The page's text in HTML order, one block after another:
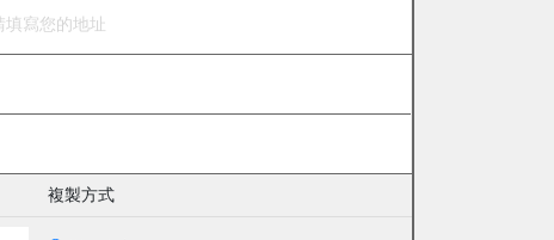
複製方式